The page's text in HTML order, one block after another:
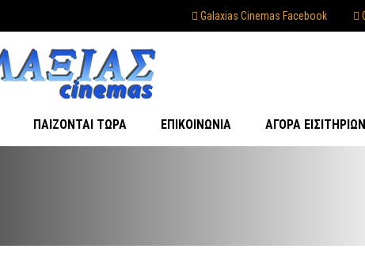
Galaxias Cinemas Facebook
ΠΑΊΖΟΝΤΑΙ ΤΏΡΑ ΕΠΙΚΟΙΝΩΝΊΑ ΑΓΟΡΆ